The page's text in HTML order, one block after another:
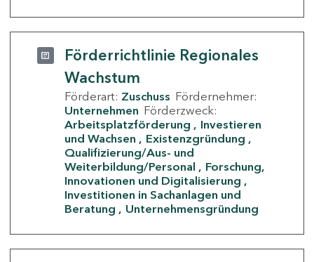
Förderrichtlinie Regionales
Wachstum
Förderart: Zuschuss Fördernehmer:
Unternehmen Förderzweck:
Arbeitsplatzförderung
Investieren
und Wachsen
Existenzgründung
Qualifizierung/Aus- und
Weiterbildung/Personal
Forschung,
Innovationen und Digitalisierung
Investitionen in Sachanlagen und
Beratung
Unternehmensgründung